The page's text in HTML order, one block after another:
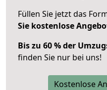
Füllen Sie jetzt das
Sie kostenlose
Bis zu 60 % der
finden Sie nur bei uns!
Kostenlose